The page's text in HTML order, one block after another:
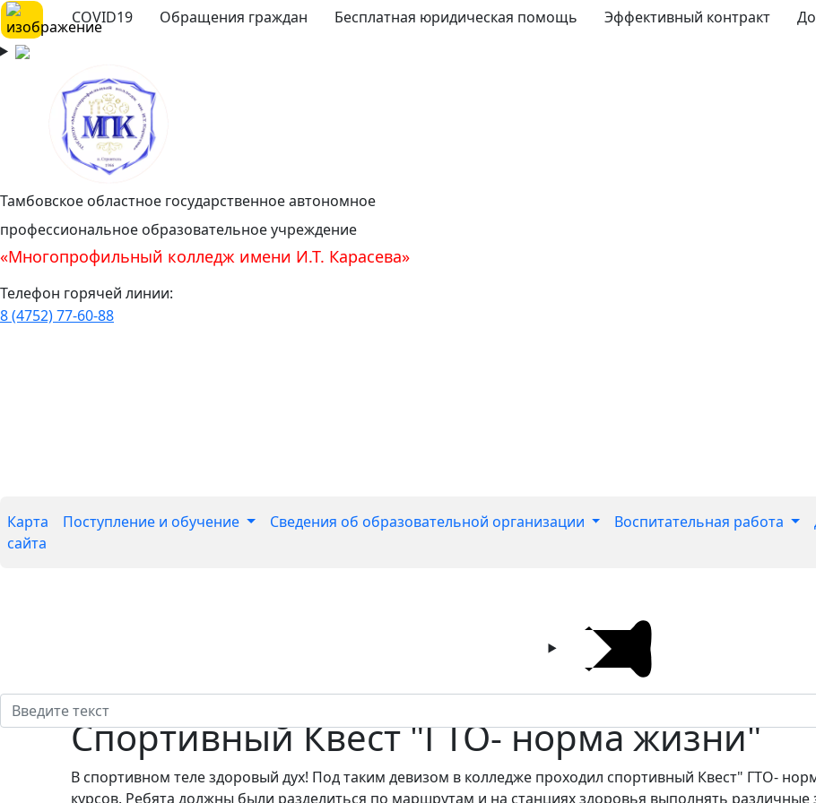
COVID19 Обращения граждан Бесплатная юридическая помощь Эффективный контракт
Тамбовское областное государственное автономное
профессиональное образовательное учреждение
«Многопрофильный колледж имени И.Т. Карасева»
Телефон горячей линии:
8 (4752) 77-60-88
Карта
сайта
Поступление и обучение Сведения об образовательной организации Воспитательная работа
Cпортивный Квест "ГТО- норма жизни"
В спортивном теле здоровый дух! Под таким девизом в колледже проходил спортивный Квест" ГТО-
курсов. Ребята должны были разделиться по маршрутам и на станциях здоровья выполнять различные